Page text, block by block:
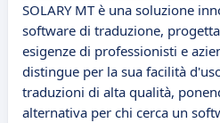
SOLARY MT è una soluzione
software di traduzione,
esigenze di professionisti e
distingue per la sua facilità
traduzioni di alta qualità,
alternativa per chi cerca un